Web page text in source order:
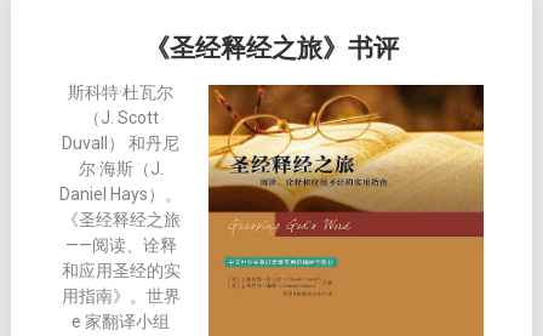
《圣经释经之旅》书评
斯科特·杜瓦尔
（J. Scott
Duvall） 和丹尼
尔·海斯（J.
Daniel Hays）。
《圣经释经之旅
——阅读、诠释
和应用圣经的实
用指南》。世界
e 家翻译小组